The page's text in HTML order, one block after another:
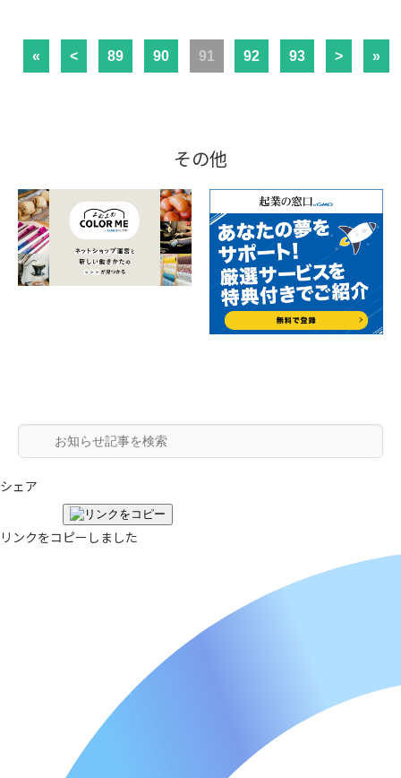
« < 89 90 91 92 93 > »
その他
シェア
リンクをコピーしました